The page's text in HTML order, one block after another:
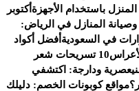
باستخدام الأجهزة أكتوبر
وصيانة المنازل في الرياض:
في السعودية أفضل أكواد
10 تسريحات شعر
عصرية ودارجة: اكتشفي
مواقع كوبونات الخصم: دليلك